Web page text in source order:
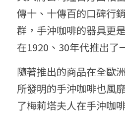
傳十、十傳百的口碑行
群，手沖咖啡的器具更
在1920、30年代推出了
隨著推出的商品在全歐
所發明的手沖咖啡也風
了梅莉塔夫人在手沖咖